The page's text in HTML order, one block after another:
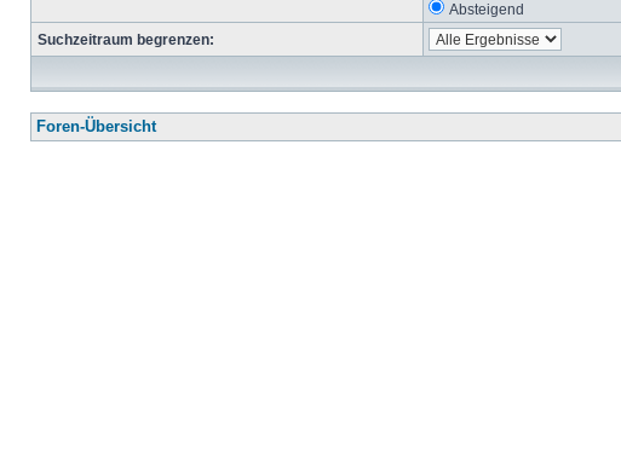
Absteigend
Suchzeitraum begrenzen:
Foren-Übersicht